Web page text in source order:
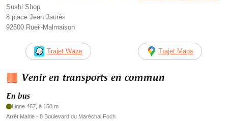
Sushi Shop
8 place Jean Jaurès
92500 Rueil-Malmaison
Trajet Waze Trajet Maps
Venir en transports en commun
En bus
Ligne 467, à 150 m
Arrêt Mairie - 8 Boulevard du Maréchal Foch